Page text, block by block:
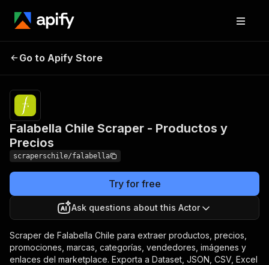
Falabella Chile Scraper -
Go to Apify Store
Falabella Chile Scraper - Productos y
Precios
scraperschile/falabella
Try for free
Ask questions about this Actor
Scraper de Falabella Chile para extraer productos, precios,
promociones, marcas, categorías, vendedores, imágenes y
enlaces del marketplace. Exporta a Dataset, JSON, CSV, Excel